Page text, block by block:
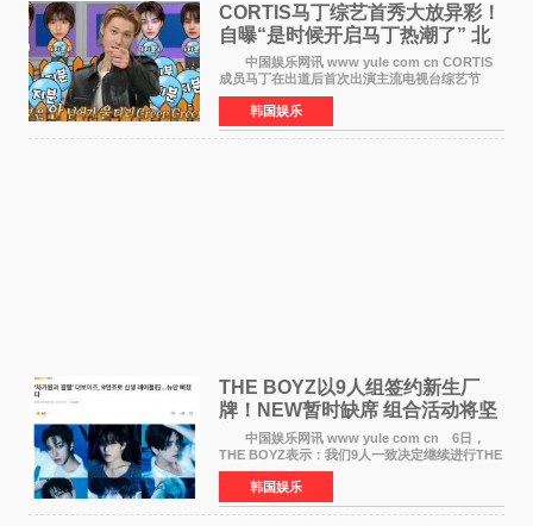
CORTIS马丁综艺首秀大放异彩！
自曝“是时候开启马丁热潮了” 北
美巡演火热进行中
中国娱乐网讯 www yule com cn CORTIS
成员马丁在出道后首次出演主流电视台综艺节
目，展现了多才多艺的魅力。 马丁出演了5日
播出的MBC《Radio Star》Fashion与Passion
之间，I&lsquo;m
韩国娱乐
THE BOYZ以9人组签约新生厂
牌！NEW暂时缺席 组合活动将坚
定不移继续
中国娱乐网讯 www yule com cn 6日，
THE BOYZ表示：我们9人一致决定继续进行THE
BOYZ组合活动，并且已经完成了组合团体活动
签约。目前正在新生厂牌下进行活动准备。尚未
离开THE BOYZ原所
韩国娱乐